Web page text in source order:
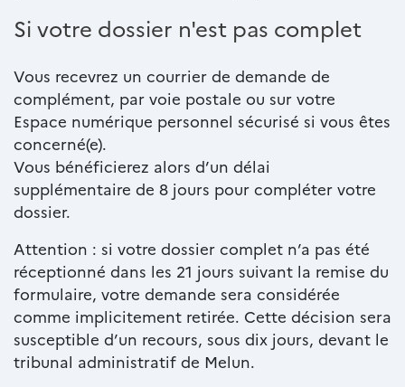
Si votre dossier n'est pas complet
Vous recevrez un courrier de demande de
complément, par voie postale ou sur votre
Espace numérique personnel sécurisé si vous êtes
concerné(e).
Vous bénéficierez alors d’un délai
supplémentaire de 8 jours pour compléter votre
dossier.
Attention : si votre dossier complet n’a pas été
réceptionné dans les 21 jours suivant la remise du
formulaire, votre demande sera considérée
comme implicitement retirée. Cette décision sera
susceptible d’un recours, sous dix jours, devant le
tribunal administratif de Melun.